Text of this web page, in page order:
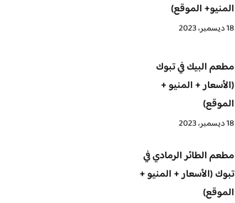
المنيو+ الموقع)
18 ديسمبر، 2023
مطعم البيك في تبوك
(الأسعار + المنيو +
الموقع)
18 ديسمبر، 2023
مطعم الطائر الرمادي في
تبوك (الأسعار + المنيو +
الموقع)